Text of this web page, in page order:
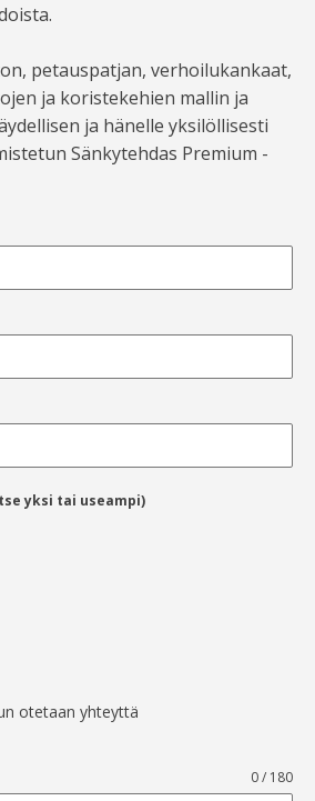
petauspatjan, verhoilukankaat,
ja koristekehien mallin ja
ja hänelle yksilöllisesti
Sänkytehdas Premium -
yksi tai useampi)
otetaan yhteyttä
0 / 180